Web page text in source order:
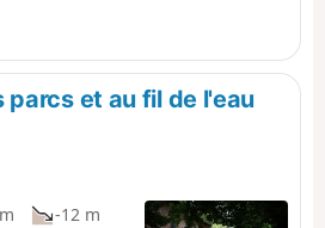
La durée de cette
du temps que
des lieux.
parcs et au fil de l'eau
-12 m